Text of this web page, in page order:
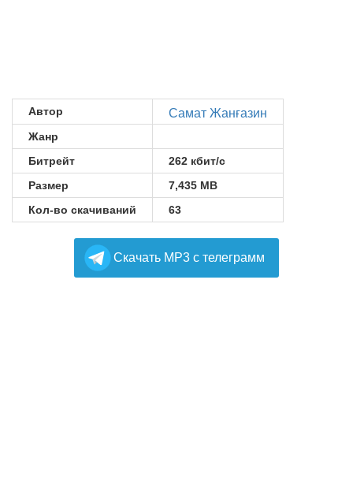
Автор Самат Жанғазин
Жанр
Битрейт
262 кбит/с
Размер
7,435 MB
Кол-во скачиваний
63
Cкачать MP3 с телеграмм